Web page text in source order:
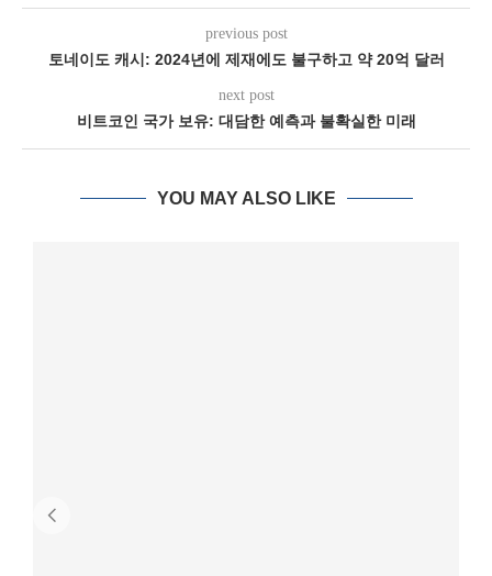
previous post
토네이도 캐시: 2024년에 제재에도 불구하고 약 20억 달러
next post
비트코인 국가 보유: 대담한 예측과 불확실한 미래
YOU MAY ALSO LIKE